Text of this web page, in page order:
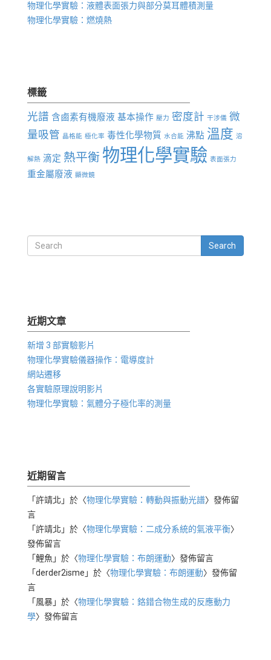
物理化學實驗：液體表面張力與部分莫耳體積測量
物理化學實驗：燃燒熱
標籤
光譜 含鹵素有機廢液 基本操作 壓力 密度計 干涉儀 微
量吸管 晶格能 極化率 毒性化學物質 水合能 沸點 溫度 溶
解熱 滴定 熱平衡 物理化學實驗 表面張力
重金屬廢液 顯微鏡
Search
近期文章
新增 3 部實驗影片
物理化學實驗儀器操作：電導度計
網站遷移
各實驗原理說明影片
物理化學實驗：氣體分子極化率的測量
近期留言
「許靖北 」於〈物理化學實驗：轉動與振動光譜〉發佈留
言
「許靖北 」於〈物理化學實驗：二成分系統的氣液平衡〉
發佈留言
「鯉魚 」於〈物理化學實驗：布朗運動〉發佈留言
「derder2isme 」於〈物理化學實驗：布朗運動〉發佈留
言
「 風暴」於〈物理化學實驗：鉻錯合物生成的反應動力
學〉發佈留言